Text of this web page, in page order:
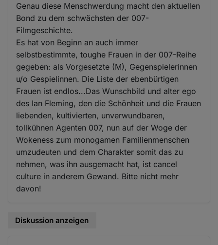
Genau diese Menschwerdung macht den aktuellen
Bond zu dem schwächsten der 007-
Filmgeschichte.
Es hat von Beginn an auch immer
selbstbestimmte, toughe Frauen in der 007-Reihe
gegeben: als Vorgesetzte (M), Gegenspielerinnen
u/o Gespielinnen. Die Liste der ebenbürtigen
Frauen ist endlos...Das Wunschbild und alter ego
des Ian Fleming, den die Schönheit und die Frauen
liebenden, kultivierten, unverwundbaren,
tollkühnen Agenten 007, nun auf der Woge der
Wokeness zum monogamen Familienmenschen
umzudeuten und dem Charakter somit das zu
nehmen, was ihn ausgemacht hat, ist cancel
culture in anderem Gewand. Bitte nicht mehr
davon!
Diskussion anzeigen